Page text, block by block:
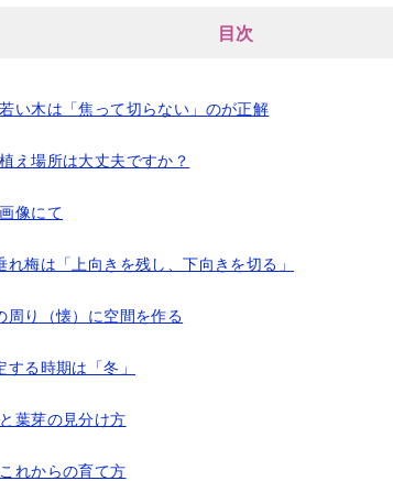
目次
い木は「焦って切らない」のが正解
え場所は大丈夫ですか？
像にて
梅は「上向きを残し、下向きを切る」
周り（懐）に空間を作る
る時期は「冬」
葉芽の見分け方
れからの育て方